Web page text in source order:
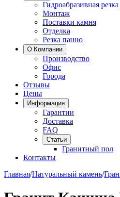
Гидроабразивная резка
Монтаж
Поставки камня
Отделка
Резка панно
О Компании
Производство
Офис
Города
Отзывы
Цены
Информация
Гарантии
Доставка
FAQ
Статьи
Гранитный пол
Контакты
Главная/Натуральный камень/